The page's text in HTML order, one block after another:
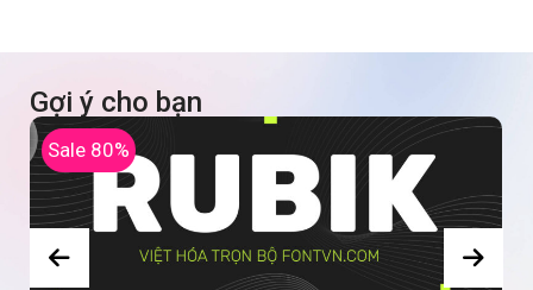
Gợi ý cho bạn
Sale 80%